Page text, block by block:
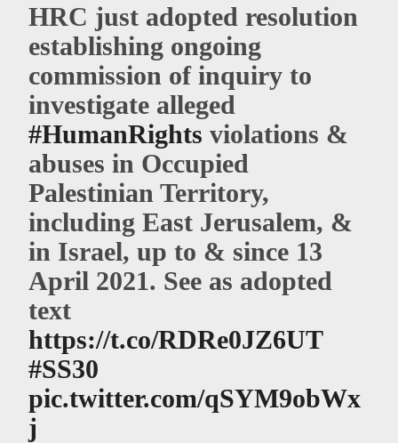
HRC just adopted resolution
establishing ongoing
commission of inquiry to
investigate alleged
#HumanRights violations &
abuses in Occupied
Palestinian Territory,
including East Jerusalem, &
in Israel, up to & since 13
April 2021. See as adopted
text
https://t.co/RDRe0JZ6UT
#SS30
pic.twitter.com/qSYM9obWx
j